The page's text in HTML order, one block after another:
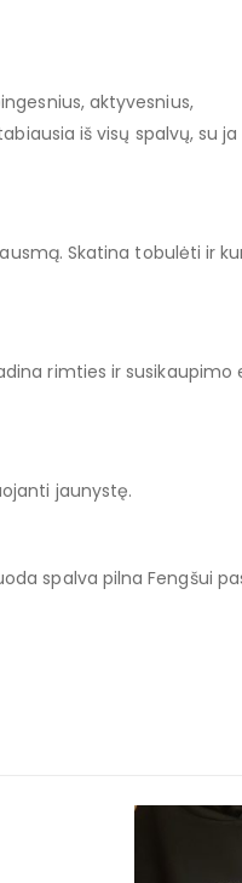
aktyvesnius,
iš visų spalvų, su ja
Skatina tobulėti ir
rimties ir susikaupimo
jaunystę.
spalva pilna Fengšui